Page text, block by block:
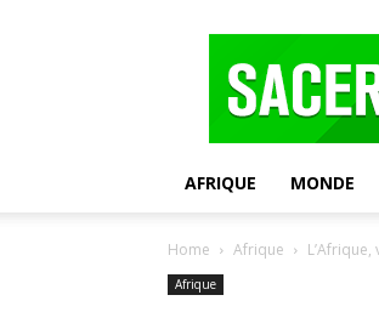
AFRIQUE MONDE
Home Afrique
Afrique